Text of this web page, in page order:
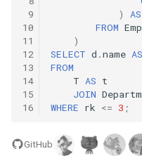
56.2. 数组中数字出现的次
57.2. 和为 s 的连续正数序
58.1. 翻转单词顺序
57. 值和下标之差都在给
范围内
58. 日程表
59. 数据流的第 K 大数值
60. 出现频率最高的 k 个
16.1. 交换数字
16.2. 单词频率
16.3. 交点
16.5. 阶乘尾数
9
10
11
12
13
14
15
16
)
AS
FROM
)
SELECT d .name AS
FROM
T AS t
JOIN
WHERE rk <= 3 ;
GitHub